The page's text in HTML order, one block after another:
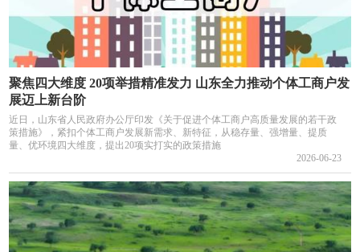
聚焦四大维度 20项举措精准发力 山东全力推动个体工商户发
展迈上新台阶
近日，山东省人民政府办公厅印发《关于促进个体工商户高质量发展的若干政
策措施》，紧扣个体工商户发展新需求、新特征，从稳存量、强增量、提质
量、优环境四大维度，提出20项实打实的政策措施
2026-06-23